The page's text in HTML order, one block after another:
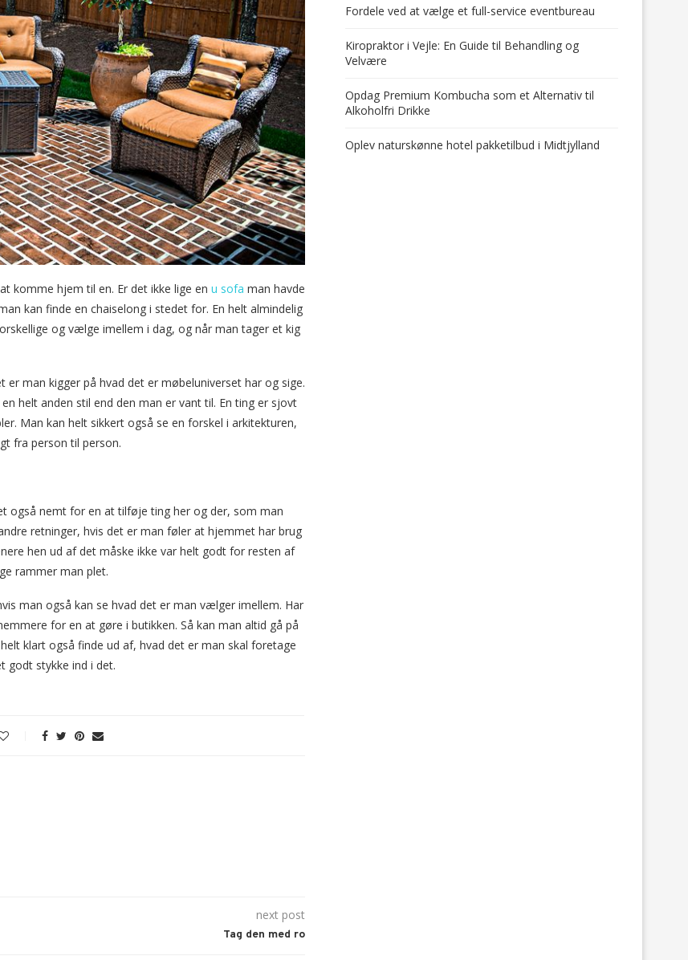
komme hjem til en. Er det ikke lige en u sofa man havde
kan finde en chaiselong i stedet for. En helt almindelig
og vælge imellem i dag, og når man tager et kig
man kigger på hvad det er møbeluniverset har og sige.
helt anden stil end den man er vant til. En ting er sjovt
Man kan helt sikkert også se en forskel i arkitekturen,
fra person til person.
også nemt for en at tilføje ting her og der, som man
retninger, hvis det er man føler at hjemmet har brug
hen ud af det måske ikke var helt godt for resten af
rammer man plet.
man også kan se hvad det er man vælger imellem. Har
for en at gøre i butikken. Så kan man altid gå på
klart også finde ud af, hvad det er man skal foretage
godt stykke ind i det.
next post
Tag den med ro
Fordele ved at vælge et full-service eventbureau
Kiropraktor i Vejle: En Guide til Behandling og
Velvære
Opdag Premium Kombucha som et Alternativ til
Alkoholfri Drikke
Oplev naturskønne hotel pakketilbud i Midtjylland